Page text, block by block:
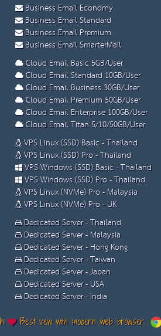
Business Email Economy
Business Email Standard
Business Email Premium
Business Email SmarterMail
Cloud Email Basic 5GB/User
Cloud Email Standard 10GB/User
Cloud Email Business 30GB/User
Cloud Email Premium 50GB/User
Cloud Email Enterprise 100GB/User
Cloud Email Titan 5/10/50GB/User
VPS Linux (SSD) Basic - Thailand
VPS Linux (SSD) Pro - Thailand
VPS Windows (SSD) Basic - Thailand
VPS Windows (SSD) Pro - Thailand
VPS Linux (NVMe) Pro - Malaysia
VPS Linux (NVMe) Pro - UK
Dedicated Server - Thailand
Dedicated Server - Malaysia
Dedicated Server - Hong Kong
Dedicated Server - Taiwan
Dedicated Server - Japan
Dedicated Server - USA
Dedicated Server - India
Best view with modern web browser.